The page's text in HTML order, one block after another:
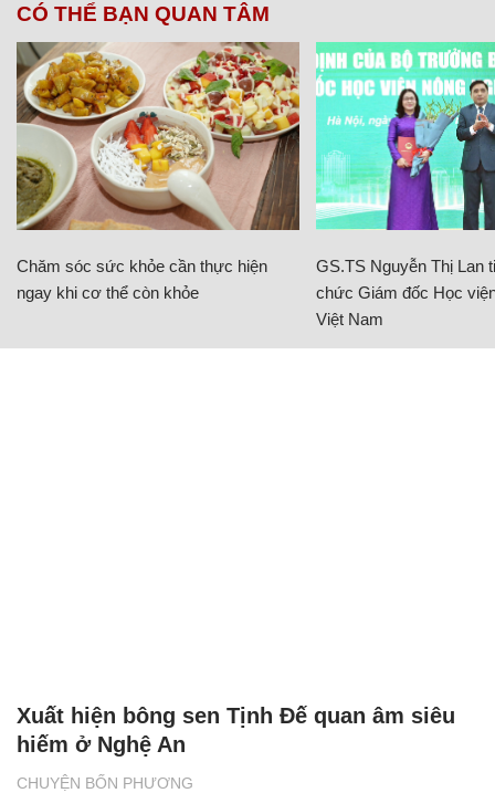
CÓ THỂ BẠN QUAN TÂM
Chăm sóc sức khỏe cần thực hiện
ngay khi cơ thể còn khỏe
GS.TS Nguyễn Thị Lan
chức Giám đốc Học
Việt Nam
CHUYỆN BỐN PHƯƠNG
Xuất hiện bông sen Tịnh Đế quan âm siêu
hiếm ở Nghệ An